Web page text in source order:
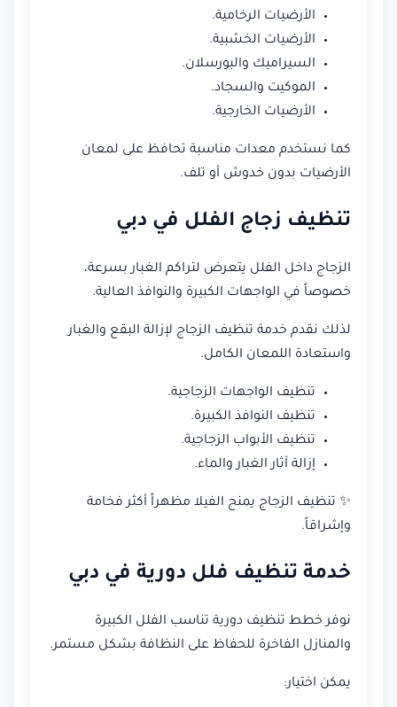
الأرضيات الرخامية.
الأرضيات الخشبية.
السيراميك والبورسلان.
الموكيت والسجاد.
الأرضيات الخارجية.
كما نستخدم معدات مناسبة تحافظ على لمعان
الأرضيات بدون خدوش أو تلف.
تنظيف زجاج الفلل في دبي
الزجاج داخل الفلل يتعرض لتراكم الغبار بسرعة،
خصوصاً في الواجهات الكبيرة والنوافذ العالية.
لذلك نقدم خدمة تنظيف الزجاج لإزالة البقع والغبار
واستعادة اللمعان الكامل.
تنظيف الواجهات الزجاجية.
تنظيف النوافذ الكبيرة.
تنظيف الأبواب الزجاجية.
إزالة آثار الغبار والماء.
✨ تنظيف الزجاج يمنح الفيلا مظهراً أكثر فخامة
وإشراقاً.
خدمة تنظيف فلل دورية في دبي
نوفر خطط تنظيف دورية تناسب الفلل الكبيرة
والمنازل الفاخرة للحفاظ على النظافة بشكل مستمر.
يمكن اختيار: